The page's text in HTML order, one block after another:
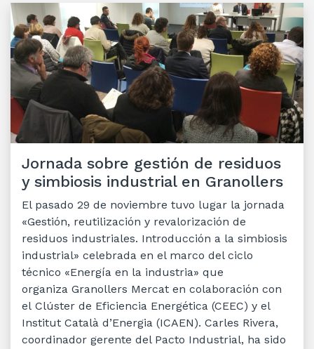
Jornada sobre gestión de residuos
y simbiosis industrial en Granollers
El pasado 29 de noviembre tuvo lugar la jornada
«Gestión, reutilización y revalorización de
residuos industriales. Introducción a la simbiosis
industrial» celebrada en el marco del ciclo
técnico «Energía en la industria» que
organiza Granollers Mercat en colaboración con
el Clúster de Eficiencia Energética (CEEC) y el
Institut Català d’Energia (ICAEN). Carles Rivera,
coordinador gerente del Pacto Industrial, ha sido